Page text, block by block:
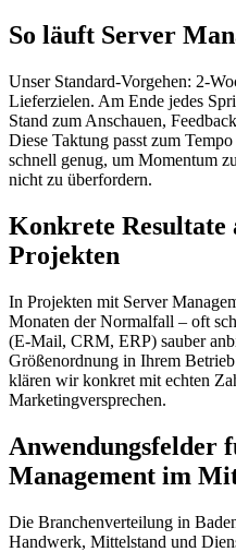
So läuft Server
Unser Standard-Vorgehen: 2-
Lieferzielen. Am Ende jedes
Stand zum Anschauen,
Diese Taktung passt zum
schnell genug, um Momentum
nicht zu überfordern.
Konkrete Resultate
Projekten
In Projekten mit Server
Monaten der Normalfall – oft
(E-Mail, CRM, ERP) sauber
Größenordnung in Ihrem
klären wir konkret mit echten
Marketingversprechen.
Anwendungsfelder
Management im
Die Branchenverteilung in
Handwerk, Mittelstand und